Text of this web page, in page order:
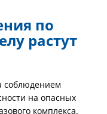
по
растут
соблюдением
на опасных
комплекса.